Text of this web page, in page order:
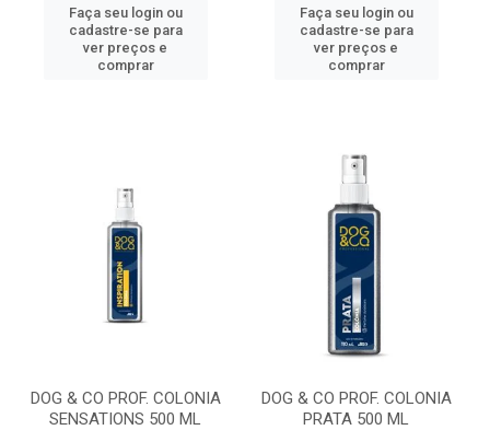
Faça seu login ou
cadastre-se para
ver preços e
comprar
Faça seu login ou
cadastre-se para
ver preços e
comprar
DOG & CO PROF. COLONIA
SENSATIONS 500 ML
DOG & CO PROF. COLONIA
PRATA 500 ML